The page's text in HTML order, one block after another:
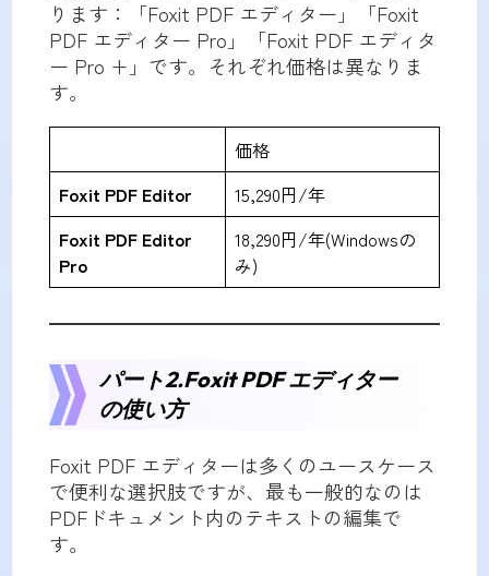
ります：「Foxit PDF エディター」「Foxit
PDF エディター Pro」「Foxit PDF エディタ
ー Pro +」です。それぞれ価格は異なりま
す。
価格
Foxit PDF Editor
15,290円/年
Foxit PDF Editor
Pro
18,290円/年(Windowsの
み)
パート2.Foxit PDF エディター
の使い方
Foxit PDF エディターは多くのユースケース
で便利な選択肢ですが、最も一般的なのは
PDFドキュメント内のテキストの編集で
す。